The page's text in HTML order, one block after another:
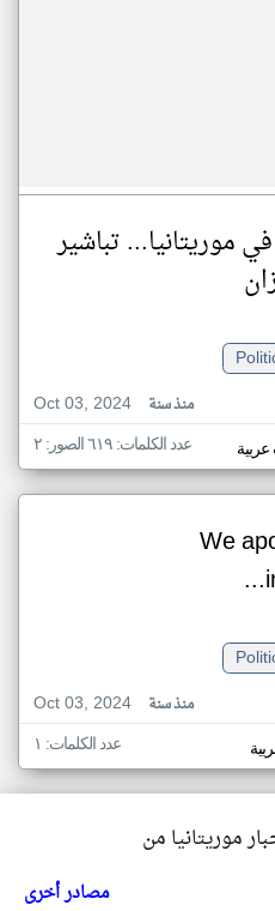
موريتانيا... تباشير
Oct 03, 2024
منذ سنة
عربية عدد الكلمات: ٦١٩ الصور: ٢
We
Oct 03, 2024
منذ سنة
عدد الكلمات: ١
موريتانيا من
مصادر أخرى